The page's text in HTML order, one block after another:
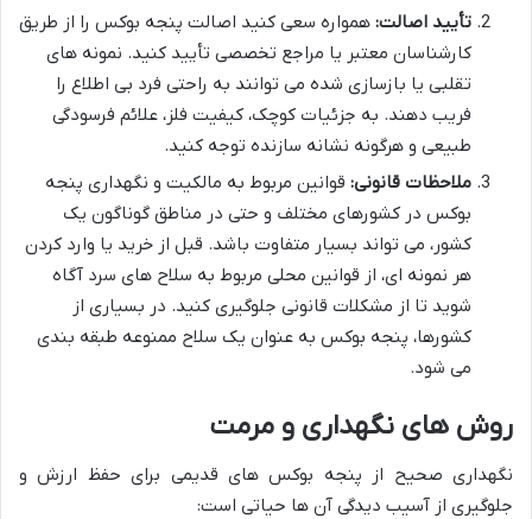
تأیید اصالت: همواره سعی کنید اصالت پنجه بوکس را از طریق
کارشناسان معتبر یا مراجع تخصصی تأیید کنید. نمونه های
تقلبی یا بازسازی شده می توانند به راحتی فرد بی اطلاع را
فریب دهند. به جزئیات کوچک، کیفیت فلز، علائم فرسودگی
طبیعی و هرگونه نشانه سازنده توجه کنید.
ملاحظات قانونی: قوانین مربوط به مالکیت و نگهداری پنجه
بوکس در کشورهای مختلف و حتی در مناطق گوناگون یک
کشور، می تواند بسیار متفاوت باشد. قبل از خرید یا وارد کردن
هر نمونه ای، از قوانین محلی مربوط به سلاح های سرد آگاه
شوید تا از مشکلات قانونی جلوگیری کنید. در بسیاری از
کشورها، پنجه بوکس به عنوان یک سلاح ممنوعه طبقه بندی
می شود.
روش های نگهداری و مرمت
نگهداری صحیح از پنجه بوکس های قدیمی برای حفظ ارزش و
جلوگیری از آسیب دیدگی آن ها حیاتی است: